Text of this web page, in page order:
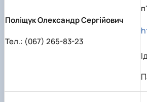
Поліщук Олександр Сергійович
Тел.: (067) 265-83-23